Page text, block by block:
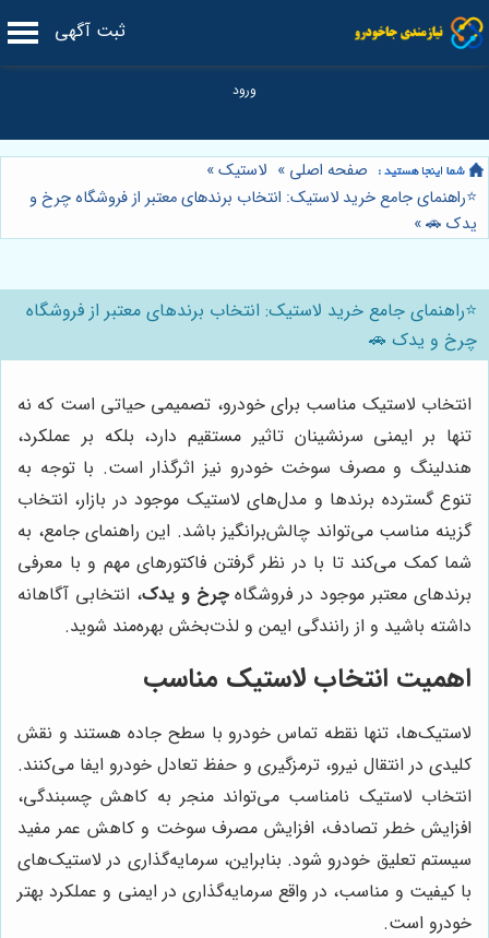
ثبت آگهی
صفحه اصلی » لاستیک»
⭐️راهنمای جامع خرید لاستیک: انتخاب برندهای معتبر از فروشگاه چرخ و
یدک 🚗»
⭐️راهنمای جامع خرید لاستیک: انتخاب برندهای معتبر از فروشگاه
چرخ و یدک 🚗
انتخاب لاستیک مناسب برای خودرو، تصمیمی حیاتی است که نه
تنها بر ایمنی سرنشینان تاثیر مستقیم دارد، بلکه بر عملکرد،
هندلینگ و مصرف سوخت خودرو نیز اثرگذار است. با توجه به
تنوع گسترده برندها و مدل‌های لاستیک موجود در بازار، انتخاب
گزینه مناسب می‌تواند چالش‌برانگیز باشد. این راهنمای جامع، به
شما کمک می‌کند تا با در نظر گرفتن فاکتورهای مهم و با معرفی
برندهای معتبر موجود در فروشگاهچرخ و یدک، انتخابی آگاهانه
داشته باشید و از رانندگی ایمن و لذت‌بخش بهره‌مند شوید.
اهمیت انتخاب لاستیک مناسب
لاستیک‌ها، تنها نقطه تماس خودرو با سطح جاده هستند و نقش
کلیدی در انتقال نیرو، ترمزگیری و حفظ تعادل خودرو ایفا می‌کنند.
انتخاب لاستیک نامناسب می‌تواند منجر به کاهش چسبندگی،
افزایش خطر تصادف، افزایش مصرف سوخت و کاهش عمر مفید
سیستم تعلیق خودرو شود. بنابراین، سرمایه‌گذاری در لاستیک‌های
با کیفیت و مناسب، در واقع سرمایه‌گذاری در ایمنی و عملکرد بهتر
خودرو است.